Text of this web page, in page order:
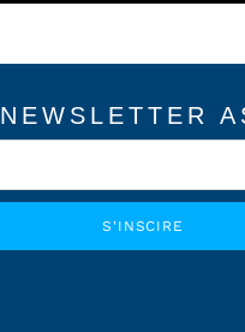
NEWSLETTER
S'INSCIRE